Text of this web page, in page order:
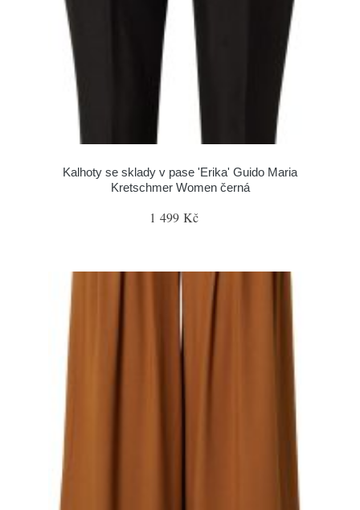
Kalhoty se sklady v pase 'Erika' Guido Maria
Kretschmer Women černá
1 499 Kč